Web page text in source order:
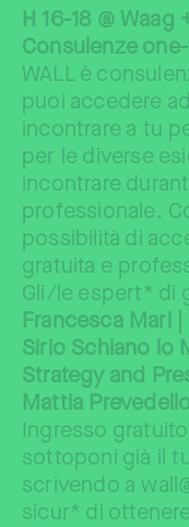
H 16-18 @
Consulenze
WALL è
puoi accedere
incontrare a tu
per le diverse
incontrare
professionale.
possibilità di
gratuita e
Gli/le espert* di
Francesca Mari
Sirio Schiano lo
Strategy and
Mattia
Ingresso
sottoponi già il
scrivendo a
sicur* di